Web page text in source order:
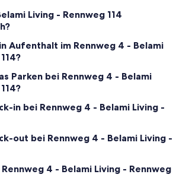
Living - Rennweg 114
Aufenthalt im Rennweg 4 - Belami
Parken bei Rennweg 4 - Belami
in bei Rennweg 4 - Belami Living -
out bei Rennweg 4 - Belami Living -
4 - Belami Living - Rennweg